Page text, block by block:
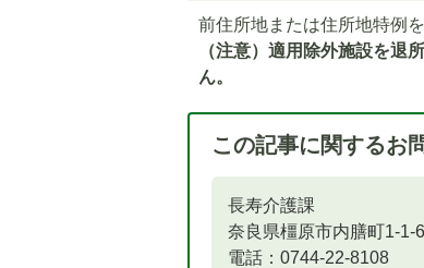
前住所地または住所地特例
（注意）適用除外施設を退
ん。
この記事に関するお
長寿介護課
奈良県橿原市内膳町1-1-
電話：0744-22-8108